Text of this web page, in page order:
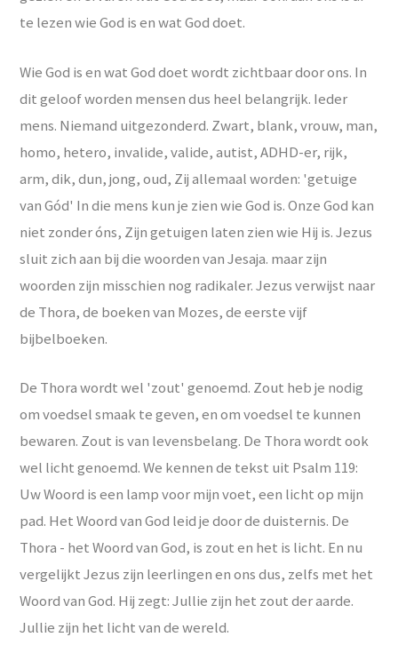
te lezen wie God is en wat God doet.
Wie God is en wat God doet wordt zichtbaar door ons. In
dit geloof worden mensen dus heel belangrijk. Ieder
mens. Niemand uitgezonderd. Zwart, blank, vrouw, man,
homo, hetero, invalide, valide, autist, ADHD-er, rijk,
arm, dik, dun, jong, oud, Zij allemaal worden: 'getuige
van Gód' In die mens kun je zien wie God is. Onze God kan
niet zonder óns, Zijn getuigen laten zien wie Hij is. Jezus
sluit zich aan bij die woorden van Jesaja. maar zijn
woorden zijn misschien nog radikaler. Jezus verwijst naar
de Thora, de boeken van Mozes, de eerste vijf
bijbelboeken.
De Thora wordt wel 'zout' genoemd. Zout heb je nodig
om voedsel smaak te geven, en om voedsel te kunnen
bewaren. Zout is van levensbelang. De Thora wordt ook
wel licht genoemd. We kennen de tekst uit Psalm 119:
Uw Woord is een lamp voor mijn voet, een licht op mijn
pad. Het Woord van God leid je door de duisternis. De
Thora - het Woord van God, is zout en het is licht. En nu
vergelijkt Jezus zijn leerlingen en ons dus, zelfs met het
Woord van God. Hij zegt: Jullie zijn het zout der aarde.
Jullie zijn het licht van de wereld.